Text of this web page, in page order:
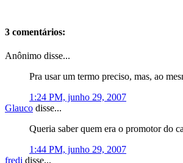
3 comentários:
Anônimo disse...
Pra usar um termo preciso, mas, ao
1:24 PM, junho 29, 2007
Glauco disse...
Queria saber quem era o promotor do
1:44 PM, junho 29, 2007
fredi disse...